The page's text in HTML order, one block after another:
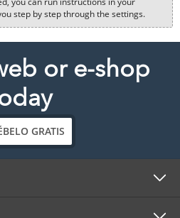
step by step through the settings.
or e-shop
GRATIS